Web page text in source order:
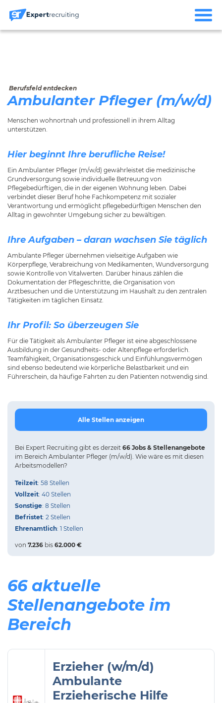
Berufsfeld entdecken
Ambulanter Pfleger (m/w/d)
Menschen wohnortnah und professionell in ihrem Alltag
unterstützen.
Hier beginnt Ihre berufliche Reise!
Ein Ambulanter Pfleger (m/w/d) gewährleistet die medizinische
Grundversorgung sowie individuelle Betreuung von
Pflegebedürftigen, die in der eigenen Wohnung leben. Dabei
verbindet dieser Beruf hohe Fachkompetenz mit sozialer
Verantwortung und ermöglicht pflegebedürftigen Menschen den
Alltag in gewohnter Umgebung sicher zu bewältigen.
Ihre Aufgaben – daran wachsen Sie täglich
Ambulante Pfleger übernehmen vielseitige Aufgaben wie
Körperpflege, Verabreichung von Medikamenten, Wundversorgung
sowie Kontrolle von Vitalwerten. Darüber hinaus zählen die
Dokumentation der Pflegeschritte, die Organisation von
Arztbesuchen und die Unterstützung im Haushalt zu den zentralen
Tätigkeiten im täglichen Einsatz.
Ihr Profil: So überzeugen Sie
Für die Tätigkeit als Ambulanter Pfleger ist eine abgeschlossene
Ausbildung in der Gesundheits- oder Altenpflege erforderlich.
Teamfähigkeit, Organisationsgeschick und Einfühlungsvermögen
sind ebenso bedeutend wie körperliche Belastbarkeit und ein
Führerschein, da häufige Fahrten zu den Patienten notwendig sind.
Alle Stellen anzeigen
Bei Expert Recruiting gibt es derzeit 66 Jobs & Stellenangebote
im Bereich Ambulanter Pfleger (m/w/d). Wie wäre es mit diesen
Arbeitsmodellen?
Teilzeit: 58 Stellen
Vollzeit: 40 Stellen
Sonstige: 8 Stellen
Befristet: 2 Stellen
Ehrenamtlich: 1 Stellen
von 7.236 bis 62.000 €
66 aktuelle
Stellenangebote im
Bereich
Erzieher (w/m/d)
Ambulante
Erzieherische Hilfe